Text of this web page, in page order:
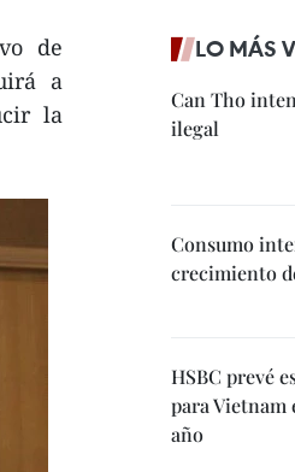
de
a
la
LO MÁS
Can Tho
ilegal
Consumo
crecimiento
HSBC prevé
para Vietnam
año